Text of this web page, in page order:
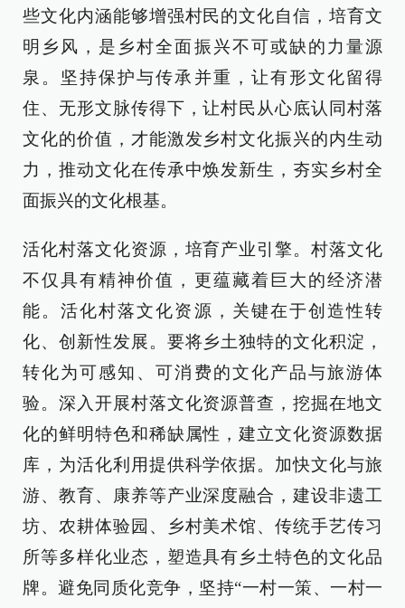
些文化内涵能够增强村民的文化自信，培育文
明乡风，是乡村全面振兴不可或缺的力量源
泉。坚持保护与传承并重，让有形文化留得
住、无形文脉传得下，让村民从心底认同村落
文化的价值，才能激发乡村文化振兴的内生动
力，推动文化在传承中焕发新生，夯实乡村全
面振兴的文化根基。
活化村落文化资源，培育产业引擎。村落文化
不仅具有精神价值，更蕴藏着巨大的经济潜
能。活化村落文化资源，关键在于创造性转
化、创新性发展。要将乡土独特的文化积淀，
转化为可感知、可消费的文化产品与旅游体
验。深入开展村落文化资源普查，挖掘在地文
化的鲜明特色和稀缺属性，建立文化资源数据
库，为活化利用提供科学依据。加快文化与旅
游、教育、康养等产业深度融合，建设非遗工
坊、农耕体验园、乡村美术馆、传统手艺传习
所等多样化业态，塑造具有乡土特色的文化品
牌。避免同质化竞争，坚持“一村一策、一村一